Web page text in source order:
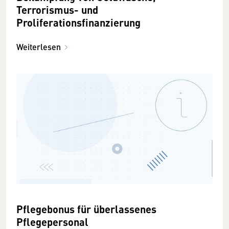
Terrorismus- und
Proliferationsfinanzierung
Weiterlesen
Pflegebonus für überlassenes
Pflegepersonal